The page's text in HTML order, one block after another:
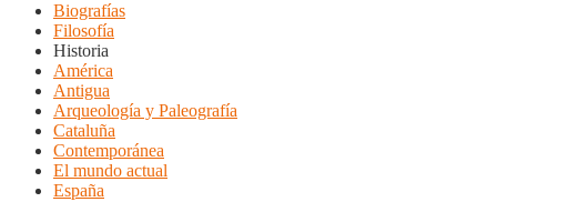
Biografías
Filosofía
Historia
América
Antigua
Arqueología y Paleografía
Cataluña
Contemporánea
El mundo actual
España